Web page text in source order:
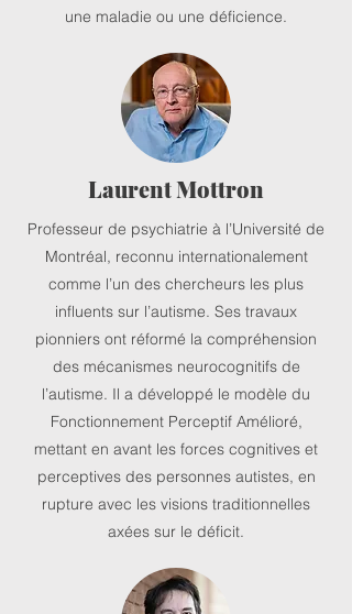
une maladie ou une déficience.
Laurent Mottron
Professeur de psychiatrie à l’Université de
Montréal, reconnu internationalement
comme l’un des chercheurs les plus
influents sur l’autisme. Ses travaux
pionniers ont réformé la compréhension
des mécanismes neurocognitifs de
l’autisme. Il a développé le modèle du
Fonctionnement Perceptif Amélioré,
mettant en avant les forces cognitives et
perceptives des personnes autistes, en
rupture avec les visions traditionnelles
axées sur le déficit.